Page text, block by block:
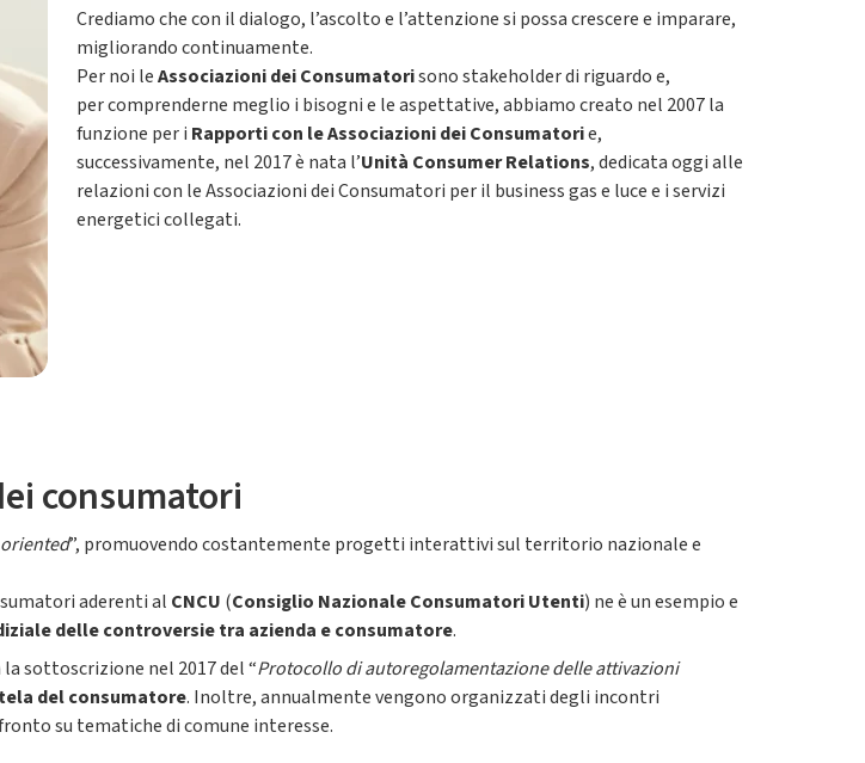
Crediamo che con il dialogo, l’ascolto e l’attenzione si possa crescere e imparare,
migliorando continuamente.
Per noi leAssociazioni dei Consumatorisono stakeholder di riguardo e,
per comprenderne meglio i bisogni e le aspettative, abbiamo creato nel 2007 la
funzione per i Rapporti con le Associazioni dei Consumatorie,
successivamente, nel 2017 è nata l’Unità Consumer Relations, dedicata oggi alle
relazioni con le Associazioni dei Consumatori per il business gas e luce e i servizi
energetici collegati.
consumatori
”, promuovendo costantemente progetti interattivi sul territorio nazionale e
aderenti al CNCU (Consiglio Nazionale Consumatori Utenti) ne è un esempio e
delle controversie tra azienda e consumatore.
sottoscrizione nel 2017 del “Protocollo di autoregolamentazione delle attivazioni
del consumatore. Inoltre, annualmente vengono organizzati degli incontri
su tematiche di comune interesse.